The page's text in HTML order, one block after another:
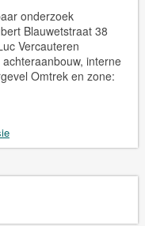
onderzoek
Blauwetstraat 38
Vercauteren
interne
Omtrek en zone: